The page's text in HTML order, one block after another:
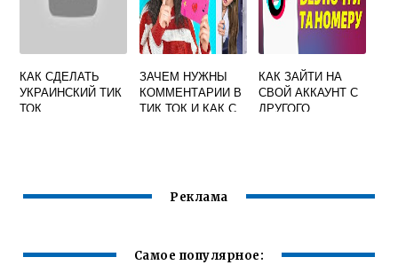
КАК СДЕЛАТЬ
УКРАИНСКИЙ ТИК
ТОК
ЗАЧЕМ НУЖНЫ
КОММЕНТАРИИ В
ТИК ТОК И КАК С
КАК ЗАЙТИ НА
СВОЙ АККАУНТ С
ДРУГОГО
Реклама
Самое популярное: